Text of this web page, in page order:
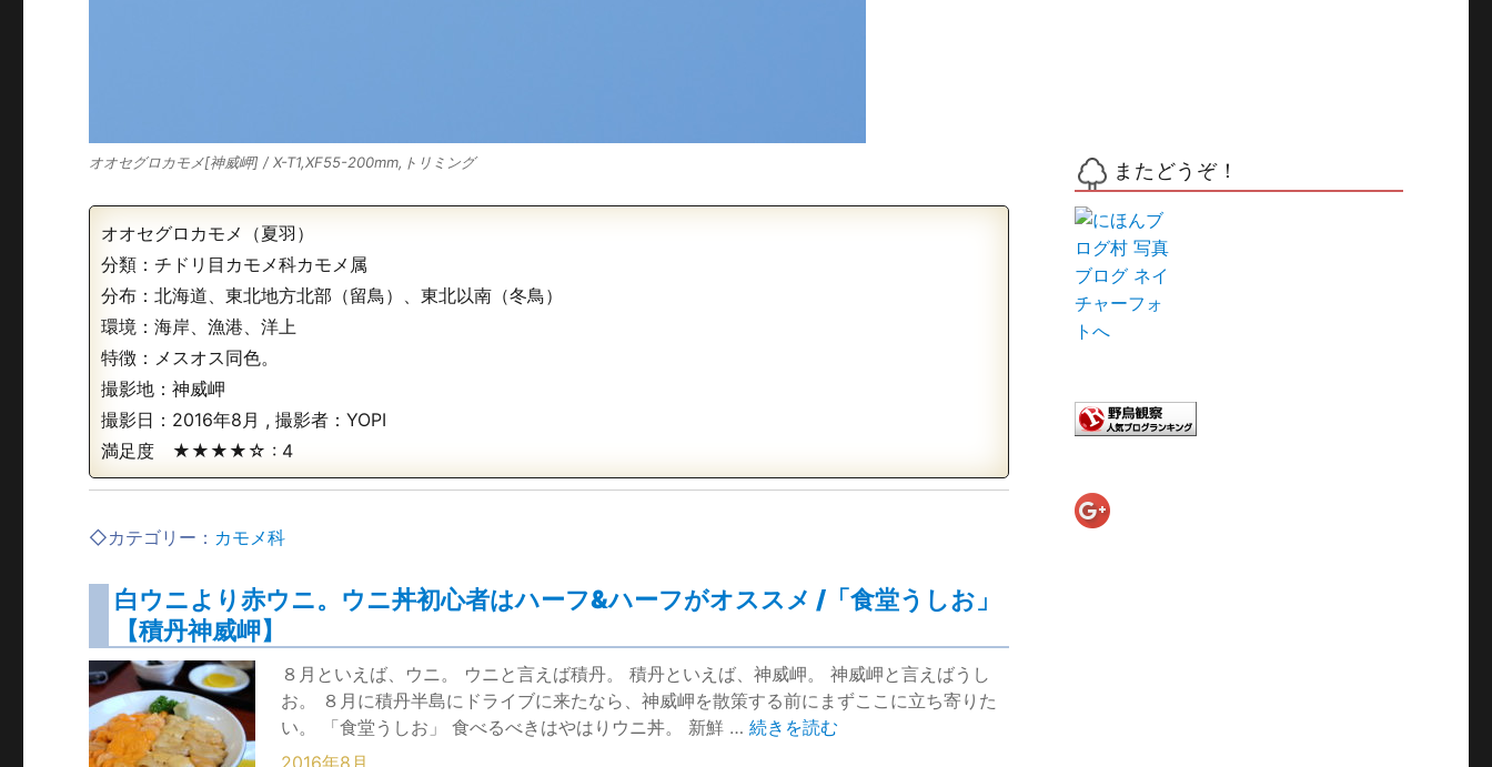
オオセグロカモメ[神威岬] / X-T1,XF55-200mm,トリミング
オオセグロカモメ（夏羽）
分類：チドリ目カモメ科カモメ属
分布：北海道、東北地方北部（留鳥）、東北以南（冬鳥）
環境：海岸、漁港、洋上
特徴：メスオス同色。
撮影地：神威岬
撮影日： 2016年8月 , 撮影者：YOPI
満足度 ★★★★☆ : 4
◇カテゴリー： カモメ科
白ウニより赤ウニ。ウニ丼初心者はハーフ&ハーフがオススメ /「食堂うしお」
【積丹神威岬】
８月といえば、ウニ。 ウニと言えば積丹。 積丹といえば、神威岬。 神威岬と言えばうし
お。 ８月に積丹半島にドライブに来たなら、神威岬を散策する前にまずここに立ち寄りた
い。 「食堂うしお」 食べるべきはやはりウニ丼。 新鮮 …“白ウニより赤ウニ。ウニ丼初心者はハーフ&ハーフがオススメ /「食堂うしお」【積丹神威岬
続きを読む
またどうぞ！